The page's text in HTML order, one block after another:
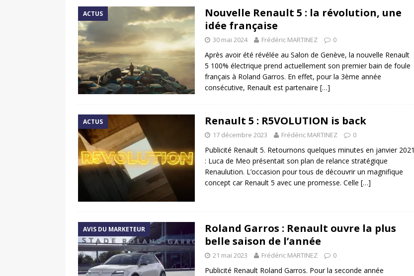
ACTUS
Nouvelle Renault 5 : la révolution, une
idée française
30 mai 2024 Frédéric MARTINEZ 0
Après avoir été révélée au Salon de Genève, la nouvelle Renault
5 100% électrique prend actuellement son premier bain de foule
français à Roland Garros. En effet, pour la 3ème année
consécutive, Renault est partenaire […]
ACTUS Renault 5 : R5VOLUTION is back
17 décembre 2023 Frédéric MARTINEZ 0
Publicité Renault 5. Retournons quelques minutes en janvier 2021
: Luca de Meo présentait son plan de relance stratégique
Renaulution. L’occasion pour tous de découvrir un magnifique
concept car Renault 5 avec une promesse. Celle […]
AVIS DU MARKETEUR
Roland Garros : Renault ouvre la plus
belle saison de l’année
21 mai 2023 Frédéric MARTINEZ 0
Publicité Renault Roland Garros. Pour la seconde année